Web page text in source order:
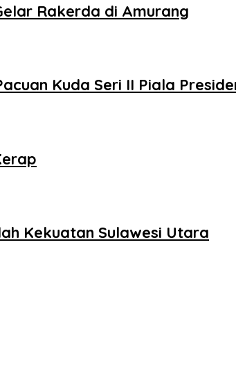
Rakerda di Amurang
Kuda Seri II Piala
Kekuatan Sulawesi Utara